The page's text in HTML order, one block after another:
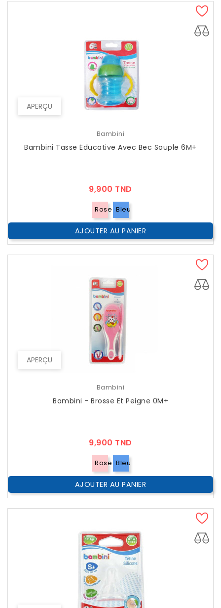
APERÇU
Bambini
Bambini Tasse Éducative Avec Bec Souple 6M+
9,900 TND
Rose Bleu
AJOUTER AU PANIER
APERÇU
Bambini
Bambini - Brosse Et Peigne 0M+
9,900 TND
Rose Bleu
AJOUTER AU PANIER